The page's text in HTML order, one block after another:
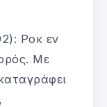
Ροκ εν
Με